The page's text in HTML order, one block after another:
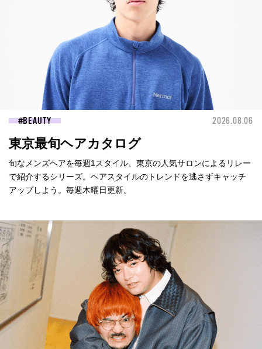
BEAUTY 2026.08.06
東京最旬ヘアカタログ
旬なメンズヘアを毎週1スタイル、東京の人気サロンによるリレー
で紹介するシリーズ。ヘアスタイルのトレンドを逃さずキャッチ
アップしよう。毎週木曜日更新。